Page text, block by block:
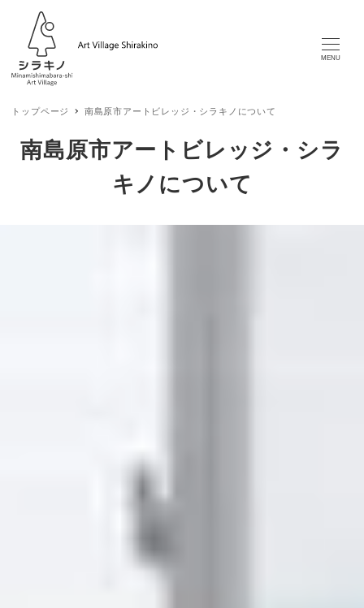
MENU
トップページ 南島原市アートビレッジ・シラキノについて
南島原市アートビレッジ・シラ
キノについて